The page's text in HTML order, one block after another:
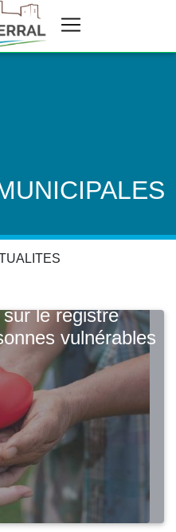
le registre
vulnérables